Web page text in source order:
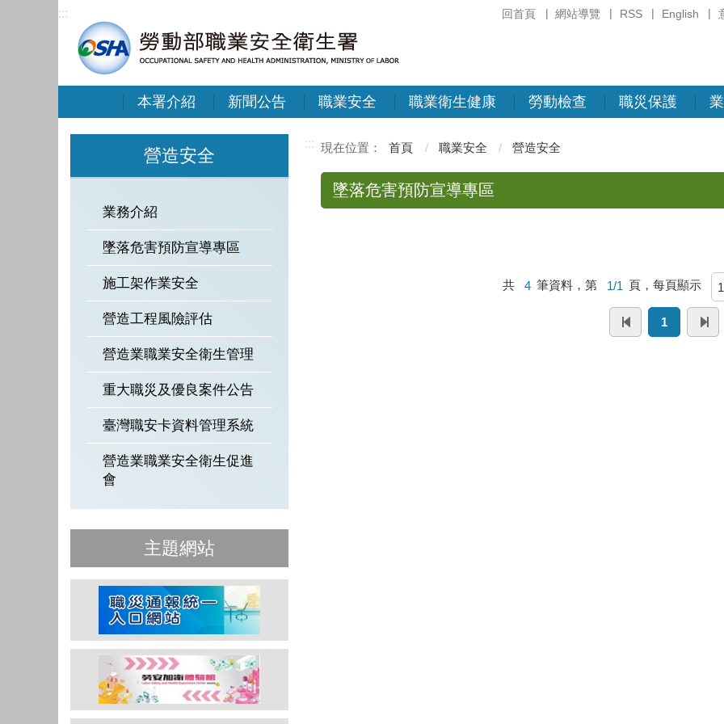
回首頁 網站導覽 RSS English
:::
本署介紹 新聞公告 職業安全 職業衛生健康 勞動檢查 職災保護
營造安全
業務介紹
墜落危害預防宣導專區
施工架作業安全
營造工程風險評估
營造業職業安全衛生管理
重大職災及優良案件公告
臺灣職安卡資料管理系統
營造業職業安全衛生促進
會
主題網站
::: 首頁 職業安全 營造安全
墜落危害預防宣導專區
共 4 筆資料，第 1/1 頁，每頁顯示
1